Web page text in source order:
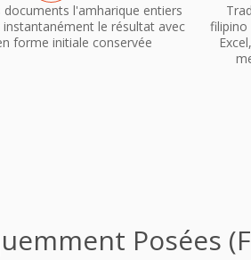
documents l'amharique entiers
le résultat avec
forme initiale conservée
filipino
Posées